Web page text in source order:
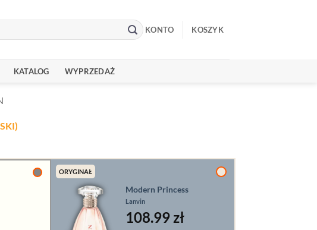
KONTO KOSZYK
KATALOG WYPRZEDAŻ
ORYGINAŁ
Modern Princess
Lanvin
108.99 zł